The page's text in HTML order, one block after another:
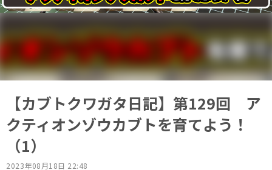
【カブトクワガタ日記】第129回 ア
クティオンゾウカブトを育てよう！
（1）
2023年08月18日 22:48